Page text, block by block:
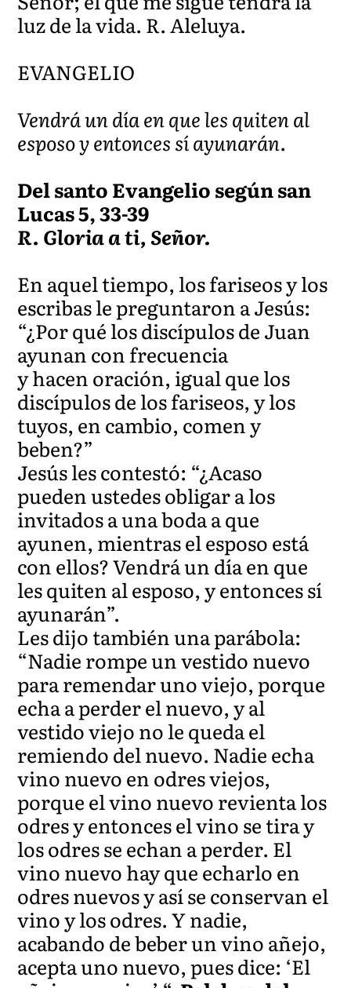
luz de la vida. R. Aleluya.
EVANGELIO
Vendrá un día en que les quiten al
esposo y entonces sí ayunarán.
Del santo Evangelio según san
Lucas 5, 33-39
R. Gloria a ti, Señor.
En aquel tiempo, los fariseos y los
escribas le preguntaron a Jesús:
“¿Por qué los discípulos de Juan
ayunan con frecuencia
y hacen oración, igual que los
discípulos de los fariseos, y los
tuyos, en cambio, comen y
beben?”
Jesús les contestó: “¿Acaso
pueden ustedes obligar a los
invitados a una boda a que
ayunen, mientras el esposo está
con ellos? Vendrá un día en que
les quiten al esposo, y entonces sí
ayunarán”.
Les dijo también una parábola:
“Nadie rompe un vestido nuevo
para remendar uno viejo, porque
echa a perder el nuevo, y al
vestido viejo no le queda el
remiendo del nuevo. Nadie echa
vino nuevo en odres viejos,
porque el vino nuevo revienta los
odres y entonces el vino se tira y
los odres se echan a perder. El
vino nuevo hay que echarlo en
odres nuevos y así se conservan el
vino y los odres. Y nadie,
acabando de beber un vino añejo,
acepta uno nuevo, pues dice: ‘El